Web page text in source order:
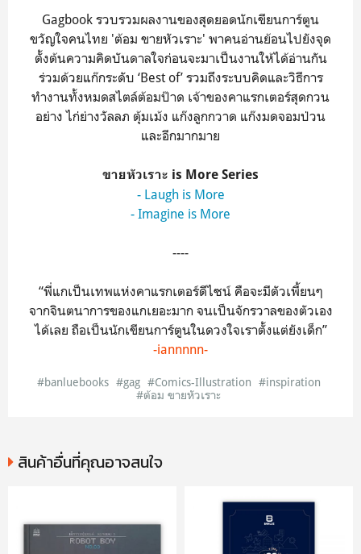
Gagbook รวบรวมผลงานของสุดยอดนักเขียนการ์ตูน
ขวัญใจคนไทย 'ต้อม ขายหัวเราะ' พาคนอ่านย้อนไปยังจุด
ตั้งต้นความคิดบันดาลใจก่อนจะมาเป็นงานให้ได้อ่านกัน
ร่วมด้วยแก๊กระดับ ‘Best of’ รวมถึงระบบคิดและวิธีการ
ทำงานทั้งหมดสไตล์ต้อมป๊าด เจ้าของคาแรกเตอร์สุดกวน
อย่าง ไก่ย่างวัลลภ ตุ้มเม้ง แก๊งลูกกวาด แก๊งมดจอมป่วน
และอีกมากมาย
ขายหัวเราะ is More Series
- Laugh is More
- Imagine is More
----
“พี่แกเป็นเทพแห่งคาแรกเตอร์ดีไซน์ คือจะมีตัวเพี้ยนๆ
จากจินตนาการของแกเยอะมาก จนเป็นจักรวาลของตัวเอง
ได้เลย ถือเป็นนักเขียนการ์ตูนในดวงใจเราตั้งแต่ยังเด็ก”
-iannnnn-
#banluebooks #gag #Comics-Illustration #inspiration
#ต้อม ขายหัวเราะ
สินค้าอื่นที่คุณอาจสนใจ